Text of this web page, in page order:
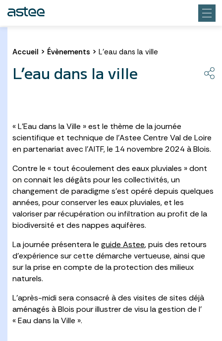
Accueil > Évènements > L’eau dans la ville
L’eau dans la ville
« L’Eau dans la Ville » est le thème de la journée
scientifique et technique de l’Astee Centre Val de Loire
en partenariat avec l’AITF, le 14 novembre 2024 à Blois.
Contre le « tout écoulement des eaux pluviales » dont
on connait les dégâts pour les collectivités, un
changement de paradigme s’est opéré depuis quelques
années, pour conserver les eaux pluviales, et les
valoriser par récupération ou infiltration au profit de la
biodiversité et des nappes aquifères.
La journée présentera le guide Astee, puis des retours
d’expérience sur cette démarche vertueuse, ainsi que
sur la prise en compte de la protection des milieux
naturels.
L’après-midi sera consacré à des visites de sites déjà
aménagés à Blois pour illustrer de visu la gestion de l’
« Eau dans la Ville ».